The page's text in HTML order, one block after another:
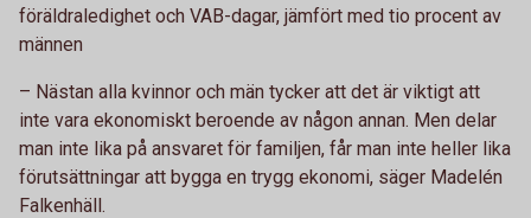
föräldraledighet och VAB-dagar, jämfört med tio procent av
männen
– Nästan alla kvinnor och män tycker att det är viktigt att
inte vara ekonomiskt beroende av någon annan. Men delar
man inte lika på ansvaret för familjen, får man inte heller lika
förutsättningar att bygga en trygg ekonomi, säger Madelén
Falkenhäll.